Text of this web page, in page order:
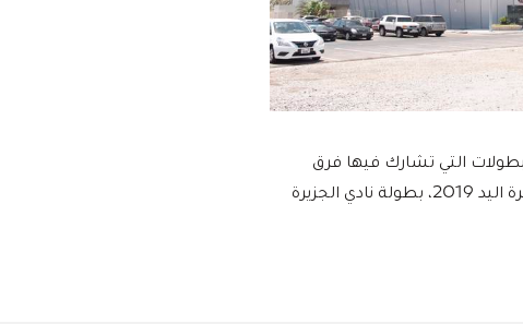
التي تشارك فيها فرق
النادي، كما احتضنت أيضا العديد من البطولات المحلية والإقليمية مثل بطولة أبوظبي الدولية لكرة اليد 2019، بطولة نادي الجزيرة